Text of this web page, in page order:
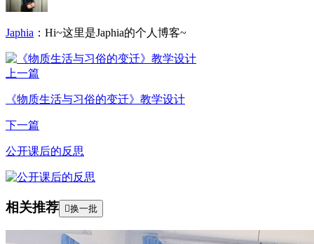
Japhia ：Hi~这里是Japhia的个人博客~
上一篇
《物质生活与习俗的变迁》教学设计
下一篇
公开课后的反思
相关推荐 换一批